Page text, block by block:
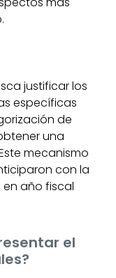
justificar los
específicas
de
una
mecanismo
con la
en año fiscal
el